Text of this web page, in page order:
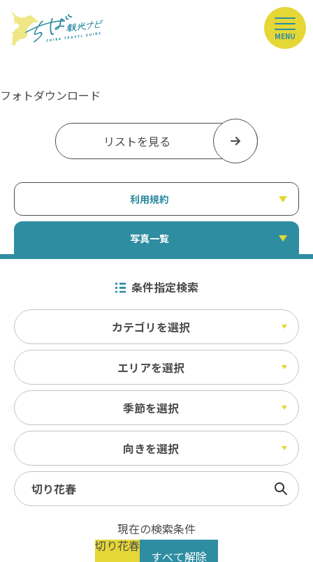
MENU
フォトダウンロード
リストを見る
利用規約
写真一覧
条件指定検索
カテゴリを選択
エリアを選択
季節を選択
向きを選択
検索
現在の検索条件
切り花春
すべて解除